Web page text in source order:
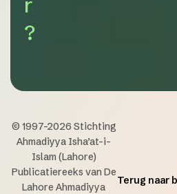
r
?
© 1997-2026 Stichting
Ahmadiyya Isha’at-i-
Islam (Lahore)
Publicatiereeks van De
Lahore Ahmadiyya
Terug naar